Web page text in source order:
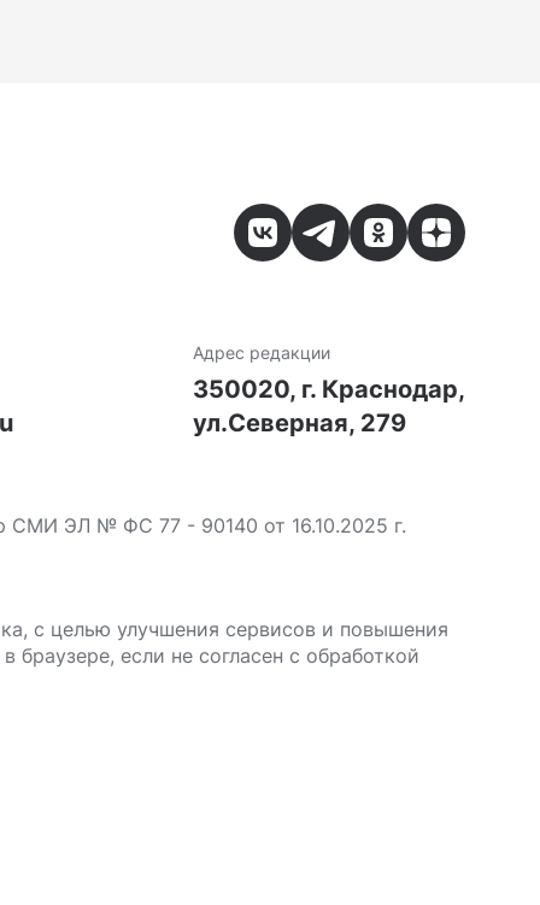
Адрес редакции
350020, г. Краснодар,
ул.Северная, 279
СМИ ЭЛ № ФС 77 - 90140 от 16.10.2025 г.
с целью улучшения сервисов и повышения
браузере, если не согласен с обработкой